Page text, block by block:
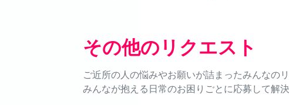
その他のリクエスト
ご近所の人の悩みやお願いが詰まったみんなの
みんなが抱える日常のお困りごとに応募して解